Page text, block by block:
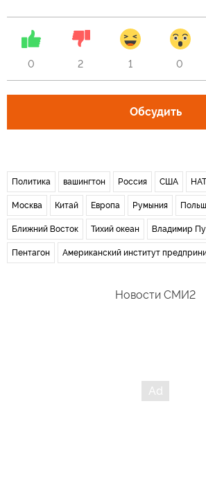
0 2 1 0
Обсудить
Политика вашингтон Россия США
Москва Китай Европа Румыния
Ближний Восток Тихий океан Владимир
Пентагон Американский институт
Новости СМИ2